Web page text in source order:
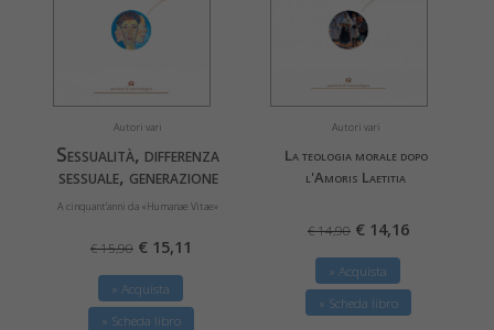
Autori vari
Sessualità, differenza
sessuale, generazione
A cinquant'anni da «Humanae Vitae»
€ 15,90 € 15,11
» Acquista
» Scheda libro
Autori vari
La teologia morale dopo
l'Amoris Laetitia
€ 14,90 € 14,16
» Acquista
» Scheda libro